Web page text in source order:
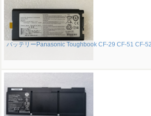
バッテリーPanasonic Toughbook CF-29 CF-51 CF-52